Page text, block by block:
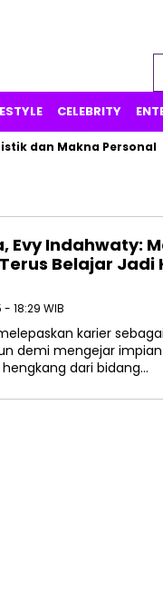
CELEBRITY
dan Makna Personal
Evy Indahwaty:
Belajar Jadi
18:29 WIB
karier
demi mengejar
dari bidang…